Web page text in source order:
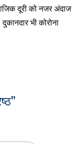
दूरी को नजर अंदाज
भी कोरोना